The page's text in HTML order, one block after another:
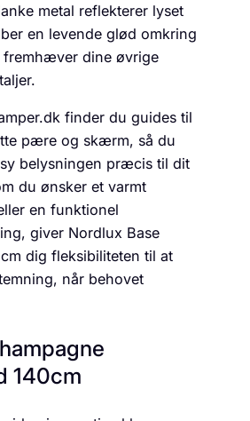
metal reflekterer lyset
en levende glød omkring
dine øvrige
finder du guides til
pære og skærm, så du
belysningen præcis til dit
du ønsker et varmt
en funktionel
giver Nordlux Base
dig fleksibiliteten til at
når behovet
140cm